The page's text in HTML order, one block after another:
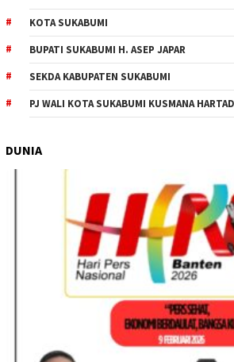
KOTA SUKABUMI
BUPATI SUKABUMI H. ASEP JAPAR
SEKDA KABUPATEN SUKABUMI
PJ WALI KOTA SUKABUMI KUSMANA
DUNIA